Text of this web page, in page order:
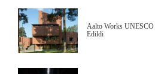
Aalto Works UNESCO
Edildi